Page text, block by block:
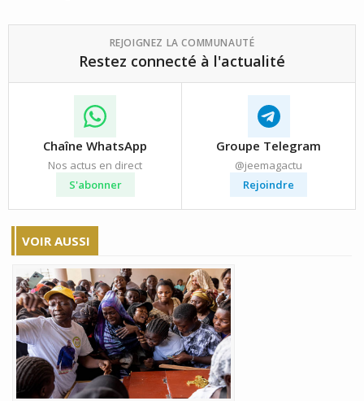
REJOIGNEZ LA COMMUNAUTÉ
Restez connecté à l'actualité
Chaîne WhatsApp
Nos actus en direct
S'abonner
Groupe Telegram
@jeemagactu
Rejoindre
VOIR AUSSI